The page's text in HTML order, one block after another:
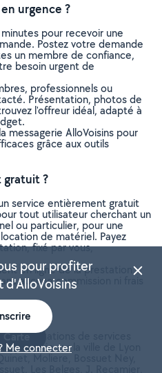
urgence ?
pour recevoir une
Postez votre demande
un membre de confiance,
besoin urgent de
professionnels ou
Présentation, photos de
l'offreur idéal, adapté à
messagerie AlloVoisins pour
grâce aux outils
gratuit ?
service entièrement gratuit
tout utilisateur cherchant un
ou particulier, pour une
de matériel. Payez
fixé par vous,
en ligne de la prestation
aucune commission ni frais
les prestations de services
sur la ville de Lyon
Moliere, Bossuet Ney,
Carte
pour profiter
Me connecter